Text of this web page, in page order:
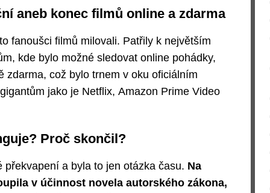
aneb konec filmů online a zdarma
fanoušci filmů milovali. Patřily k největším
kde bylo možné sledovat online pohádky,
zdarma, což bylo trnem v oku oficiálním
jako je Netflix, Amazon Prime Video
Proč skončil?
překvapení a byla to jen otázka času. Na
v účinnost novela autorského zákona,